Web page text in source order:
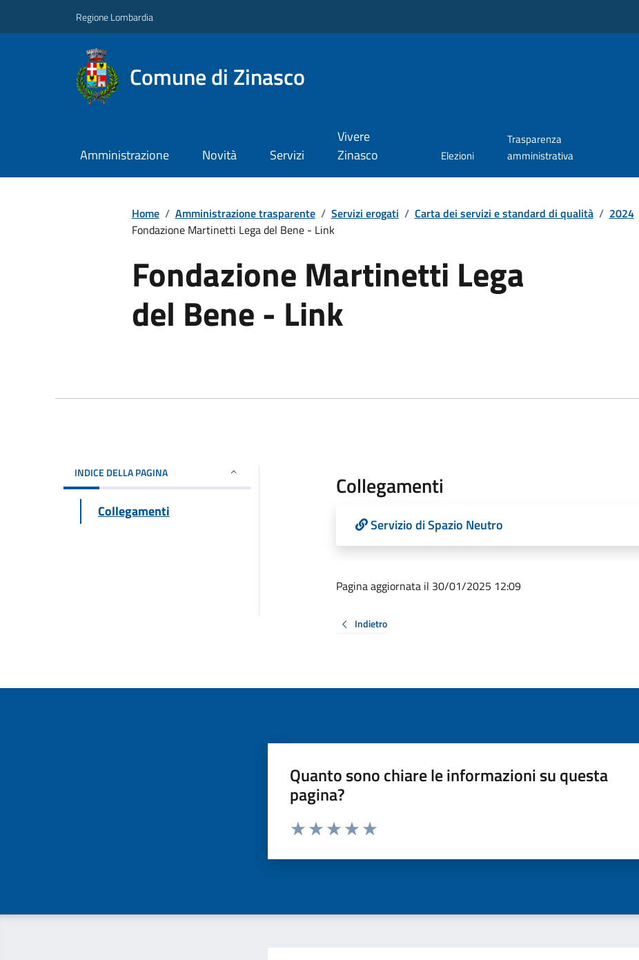
Regione Lombardia
Comune di Zinasco
Amministrazione Novità Servizi
Vivere
Zinasco
Elezioni
Trasparenza
amministrativa
Home / Amministrazione trasparente / Servizi erogati / Carta dei servizi e standard di qualità / 2024
Fondazione Martinetti Lega del Bene - Link
Fondazione Martinetti Lega
del Bene - Link
INDICE DELLA PAGINA
Collegamenti
Collegamenti
Servizio di Spazio Neutro
Pagina aggiornata il 30/01/2025 12:09
Indietro
Quanto sono chiare le informazioni su questa
pagina?
Valuta da 1 a 5 stelle la pagina